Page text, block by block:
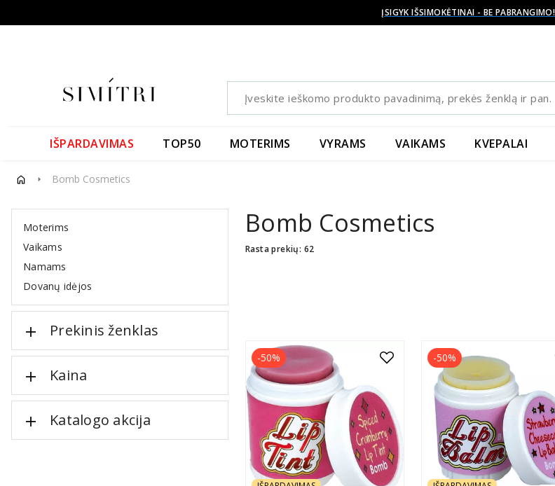
ĮSIGYK IŠSIMOKĖTINAI - BE
IŠPARDAVIMAS TOP50 MOTERIMS VYRAMS VAIKAMS KVEPALAI
arrow_right Bomb Cosmetics
Moterims
Vaikams
Namams
Dovanų idėjos
Prekinis ženklas
Kaina
Katalogo akcija
Bomb Cosmetics
Rasta prekių: 62
-50% -50%